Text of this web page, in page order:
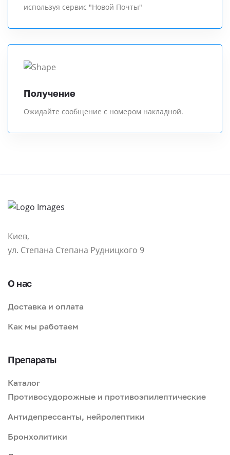
используя сервис "Новой Почты"
Получение
Ожидайте сообщение с номером накладной.
Киев,
ул. Степана Степана Рудницкого 9
О нас
Доставка и оплата
Как мы работаем
Препараты
Каталог
Противосудорожные и противоэпилептические
Антидепрессанты, нейролептики
Бронхолитики